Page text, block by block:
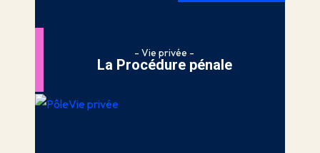
- Vie privée -
La Procédure pénale